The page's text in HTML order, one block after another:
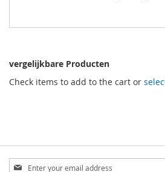
vergelijkbare Producten
Check items to add to the cart or
Aboneren